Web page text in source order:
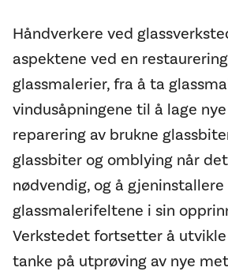
Håndverkere ved
aspektene ved en
glassmalerier, fra å ta
vindusåpningene til å lage
reparering av brukne
glassbiter og omblying når
nødvendig, og å gjeninstallere
glassmalerifeltene i sin
Verkstedet fortsetter å utvikle
tanke på utprøving av nye